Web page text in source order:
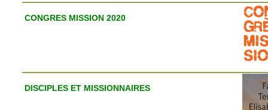
CONGRES MISSION 2020
DISCIPLES ET MISSIONNAIRES